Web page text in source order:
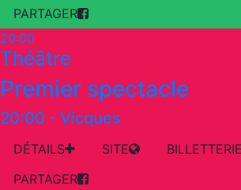
PARTAGER
20:00
Théâtre
Premier spectacle
20:00 - Vicques
DÉTAILS SITE
BILLETTERIE
PARTAGER